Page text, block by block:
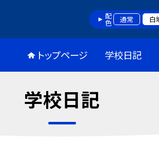
配色 通常 白
トップページ 学校日記
学校日記